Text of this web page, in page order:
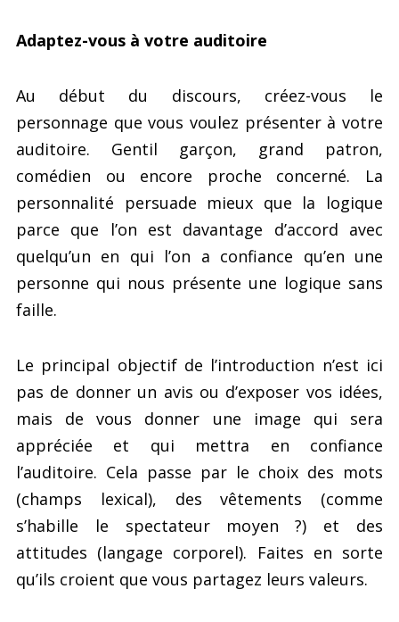
Adaptez-vous à votre auditoire
Au début du discours, créez-vous le
personnage que vous voulez présenter à votre
auditoire. Gentil garçon, grand patron,
comédien ou encore proche concerné. La
personnalité persuade mieux que la logique
parce que l’on est davantage d’accord avec
quelqu’un en qui l’on a confiance qu’en une
personne qui nous présente une logique sans
faille.
Le principal objectif de l’introduction n’est ici
pas de donner un avis ou d’exposer vos idées,
mais de vous donner une image qui sera
appréciée et qui mettra en confiance
l’auditoire. Cela passe par le choix des mots
(champs lexical), des vêtements (comme
s’habille le spectateur moyen ?) et des
attitudes (langage corporel). Faites en sorte
qu’ils croient que vous partagez leurs valeurs.